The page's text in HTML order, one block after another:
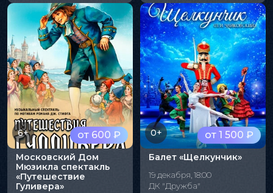
от 600 ₽
6+
Московский Дом
Мюзикла спектакль
«Путешествие
Гуливера»
от 1 500 ₽
0+
Балет «Щелкунчик»
19 декабря, 18:00
ДК "Дружба"